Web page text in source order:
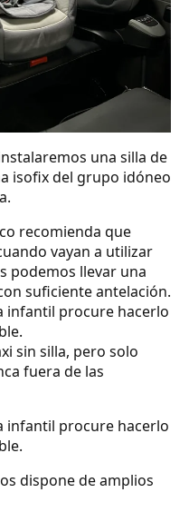
una silla de
isofix del grupo idóneo
recomienda que
vayan a utilizar
podemos llevar una
suficiente antelación.
infantil procure hacerlo
sin silla, pero solo
fuera de las
infantil procure hacerlo
dispone de amplios